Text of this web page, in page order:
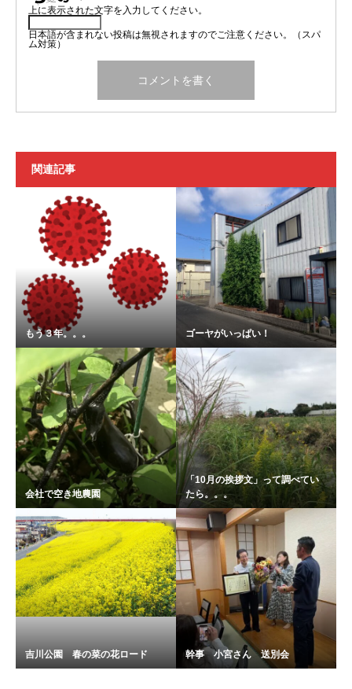
上に表示された文字を入力してください。
日本語が含まれない投稿は無視されますのでご注意ください。（スパ
ム対策）
関連記事
もう３年。。。 ゴーヤがいっぱい！
会社で空き地農園
「10月の挨拶文」って調べてい
たら。。。
吉川公園 春の菜の花ロード 幹事 小宮さん 送別会